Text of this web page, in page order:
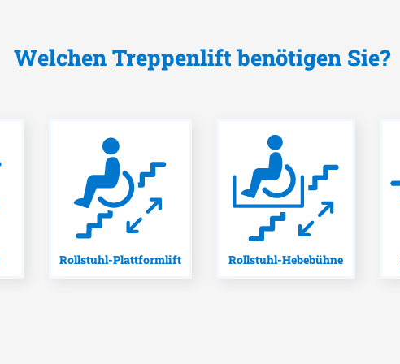
Welchen Treppenlift benötigen Sie?
Rollstuhl-Plattformlift Rollstuhl-Hebebühne